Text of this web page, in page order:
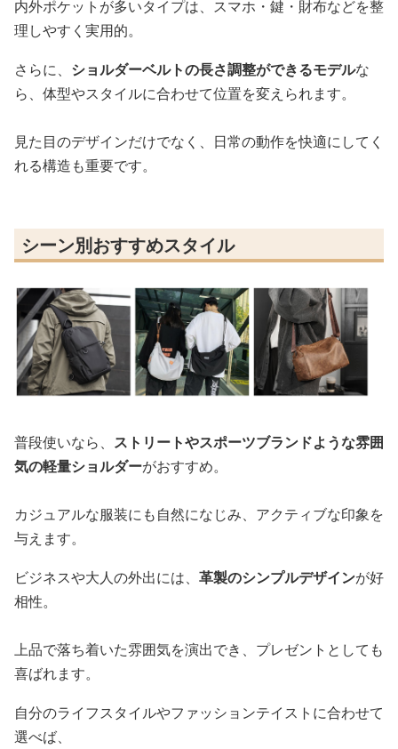
内外ポケットが多いタイプは、スマホ・鍵・財布などを整
理しやすく実用的。
さらに、 ショルダーベルトの長さ調整ができるモデルな
ら、体型やスタイルに合わせて位置を変えられます。
見た目のデザインだけでなく、日常の動作を快適にしてく
れる構造も重要です。
シーン別おすすめスタイル
普段使いなら、 ストリートやスポーツブランドような雰囲
気の軽量ショルダーがおすすめ。
カジュアルな服装にも自然になじみ、アクティブな印象を
与えます。
ビジネスや大人の外出には、 革製のシンプルデザインが好
相性。
上品で落ち着いた雰囲気を演出でき、プレゼントとしても
喜ばれます。
自分のライフスタイルやファッションテイストに合わせて
選べば、